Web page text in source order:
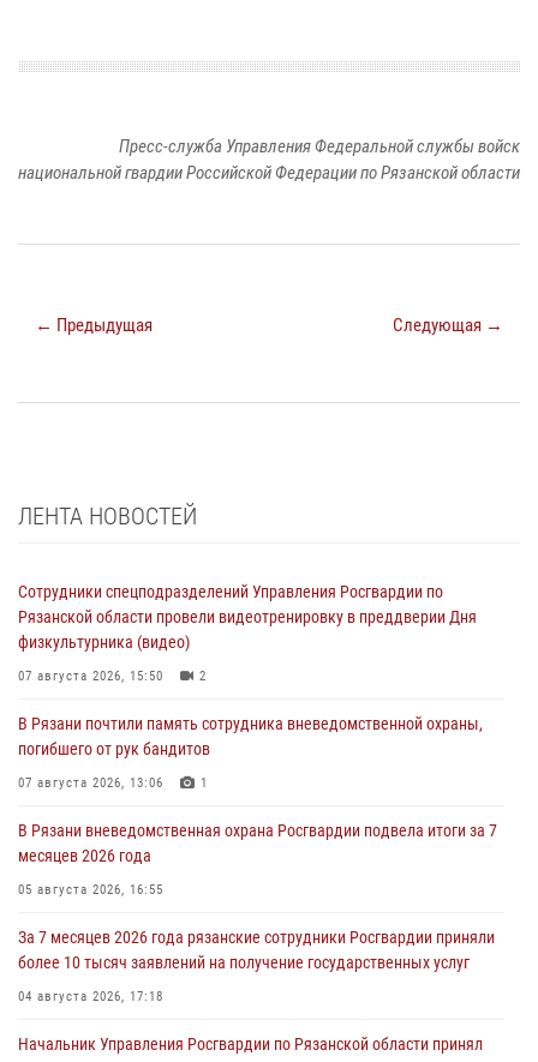
Пресс-служба Управления Федеральной службы войск
национальной гвардии Российской Федерации по Рязанской области
← Предыдущая Следующая →
ЛЕНТА НОВОСТЕЙ
Сотрудники спецподразделений Управления Росгвардии по
Рязанской области провели видеотренировку в преддверии Дня
физкультурника (видео)
07 августа 2026, 15:50 2
В Рязани почтили память сотрудника вневедомственной охраны,
погибшего от рук бандитов
07 августа 2026, 13:06 1
В Рязани вневедомственная охрана Росгвардии подвела итоги за 7
месяцев 2026 года
05 августа 2026, 16:55
За 7 месяцев 2026 года рязанские сотрудники Росгвардии приняли
более 10 тысяч заявлений на получение государственных услуг
04 августа 2026, 17:18
Начальник Управления Росгвардии по Рязанской области принял